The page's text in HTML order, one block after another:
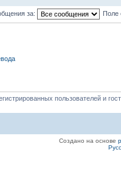
за: Поле
пользователей и
Создано на основе